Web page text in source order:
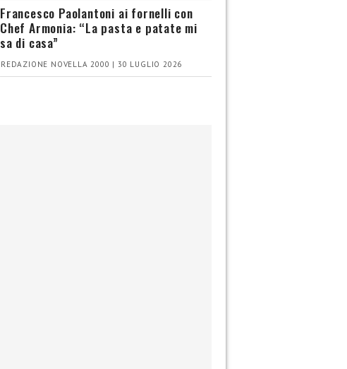
Francesco Paolantoni ai fornelli con
Chef Armonia: “La pasta e patate mi
sa di casa”
REDAZIONE NOVELLA 2000 | 30 LUGLIO 2026